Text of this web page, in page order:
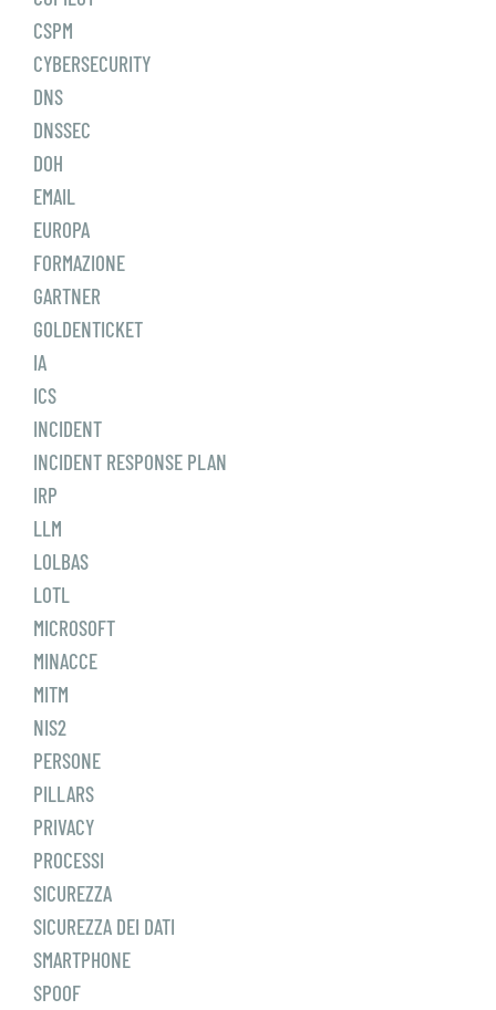
CSPM
CYBERSECURITY
DNS
DNSSEC
DOH
EMAIL
EUROPA
FORMAZIONE
GARTNER
GOLDENTICKET
IA
ICS
INCIDENT
INCIDENT RESPONSE PLAN
IRP
LLM
LOLBAS
LOTL
MICROSOFT
MINACCE
MITM
NIS2
PERSONE
PILLARS
PRIVACY
PROCESSI
SICUREZZA
SICUREZZA DEI DATI
SMARTPHONE
SPOOF